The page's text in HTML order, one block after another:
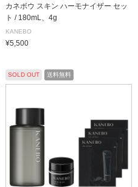
カネボウ スキン ハーモナイザー セッ
ト / 180mL、4g
KANEBO
¥5,500
SOLD OUT 送料無料